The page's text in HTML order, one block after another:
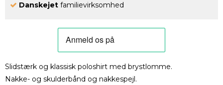
Danskejet familievirksomhed
Slidstærk og klassisk poloshirt med brystlomme.
Nakke- og skulderbånd og nakkespejl.